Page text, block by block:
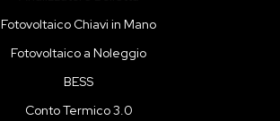
Fotovoltaico Chiavi in Mano
Fotovoltaico a Noleggio
BESS
Conto Termico 3.0